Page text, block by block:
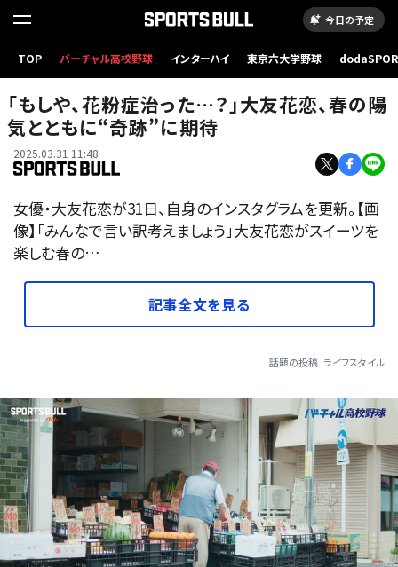
今日の予定
TOP バーチャル高校野球 インターハイ 東京六大学野球
「もしや、花粉症治った…？」大友花恋、春の陽
気とともに“奇跡”に期待
2025.03.31 11:48
女優・大友花恋が31日、自身のインスタグラムを更新。【画
像】「みんなで言い訳考えましょう」大友花恋がスイーツを
楽しむ春の…
記事全文を見る
話題の投稿 ライフスタイル